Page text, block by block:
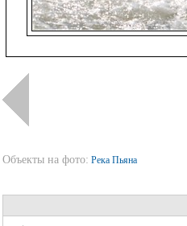
Объекты на фото: Река Пьяна